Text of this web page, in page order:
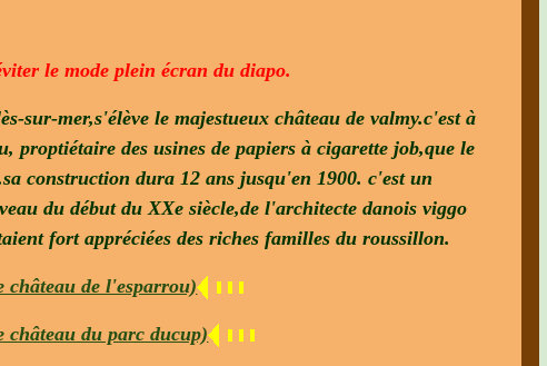
le mode plein écran du diapo.
sur-mer,s'élève le majestueux château de valmy.c'est à
des usines de papiers à cigarette job,que le
construction dura 12 ans jusqu'en 1900. c'est un
du début du XXe siècle,de l'architecte danois viggo
fort appréciées des riches familles du roussillon.
château de l'esparrou)
château du parc ducup)